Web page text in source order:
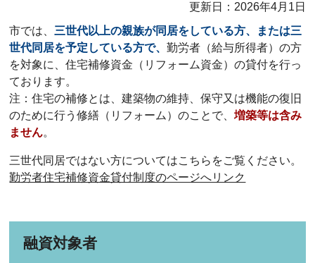
更新日：2026年4月1日
市では、 三世代以上の親族が同居をしている方、または三
世代同居を予定している方で、勤労者（給与所得者）の方
を対象に、住宅補修資金（リフォーム資金）の貸付を行っ
ております。
注：住宅の補修とは、建築物の維持、保守又は機能の復旧
のために行う修繕（リフォーム）のことで、増築等は含み
ません。
三世代同居ではない方についてはこちらをご覧ください。
勤労者住宅補修資金貸付制度のページへリンク
融資対象者